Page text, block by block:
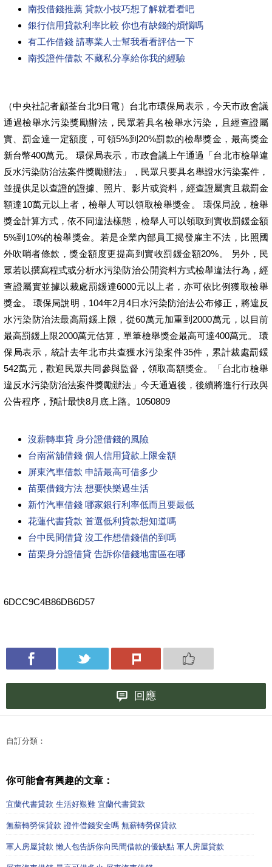
南投借錢推薦 貸款小技巧想了解就看看吧
銀行信用貸款利率比較 你也有缺錢的煩惱嗎
有工作借錢 請專業人士幫我看看評估一下
南投證件借款 不藏私分享給你我的經驗
（中央社記者顧荃台北9日電）台北市環保局表示，今天市政會議
通過檢舉水污染獎勵辦法，民眾若具名檢舉水污染，且經查證屬
實、罰金達一定額度，可領5%到20%罰款的檢舉獎金，最高獎金
新台幣400萬元。 環保局表示，市政會議上午通過「台北市檢舉違
反水污染防治法案件獎勵辦法」，民眾只要具名舉證水污染案件，
並提供足以查證的證據、照片、影片或資料，經查證屬實且裁罰金
額達10萬元以上者，檢舉人可以領取檢舉獎金。 環保局說，檢舉
獎金計算方式，依不同違法樣態，檢舉人可以領取到實收罰鍰金額
5%到10%的檢舉獎金。若是企業內部員工揭發雇主不法，比照國
外吹哨者條款，獎金額度更提高到實收罰鍰金額20%。 另外，民
眾若以撰寫程式或分析水污染防治公開資料方式檢舉違法行為，經
查證屬實並據以裁處罰鍰達6000元以上者，亦可依比例獲取檢舉
獎金。 環保局說明，104年2月4日水污染防治法公布修正，將違反
水污染防治法最高罰鍰上限，從60萬元加重到2000萬元，以目前
最高罰鍰上限2000萬元估算，單筆檢舉獎金最高可達400萬元。 環
保局表示，統計去年北市共查獲水污染案件35件，累計裁處罰鍰
542萬元，歡迎民眾共同參與監督，領取高額獎金。「台北市檢舉
違反水污染防治法案件獎勵辦法」今天通過後，後續將進行行政與
公告程序，預計最快8月底上路。1050809
沒薪轉車貸 身分證借錢的風險
台南當舖借錢 個人信用貸款上限金額
屏東汽車借款 申請最高可借多少
苗栗借錢方法 想要快樂過生活
新竹汽車借錢 哪家銀行利率低而且要最低
花蓮代書貸款 首選低利貸款想知道嗎
台中民間借貸 沒工作想借錢借的到嗎
苗栗身分證借貸 告訴你借錢地雷區在哪
6DCC9C4B86DB6D57
回應
自訂分類：
你可能會有興趣的文章：
宜蘭代書貸款 生活好艱難 宜蘭代書貸款
無薪轉勞保貸款 證件借錢安全嗎 無薪轉勞保貸款
軍人房屋貸款 懶人包告訴你向民間借款的優缺點 軍人房屋貸款